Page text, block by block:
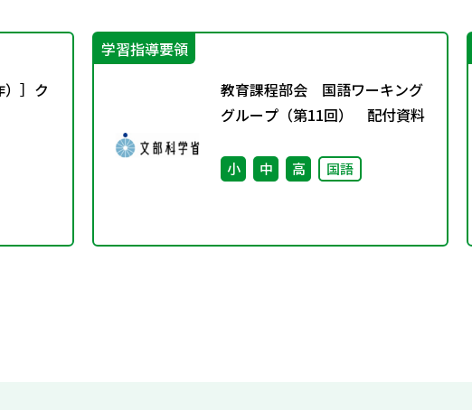
）］ク
学習指導要領
教育課程部会 国語ワーキング
グループ（第11回） 配付資料
小 中 高 国語